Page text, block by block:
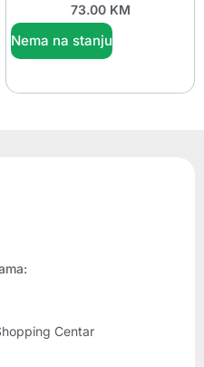
73.00 KM
Nema na stanju
Centar